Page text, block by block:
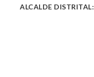
ALCALDE DISTRITAL: